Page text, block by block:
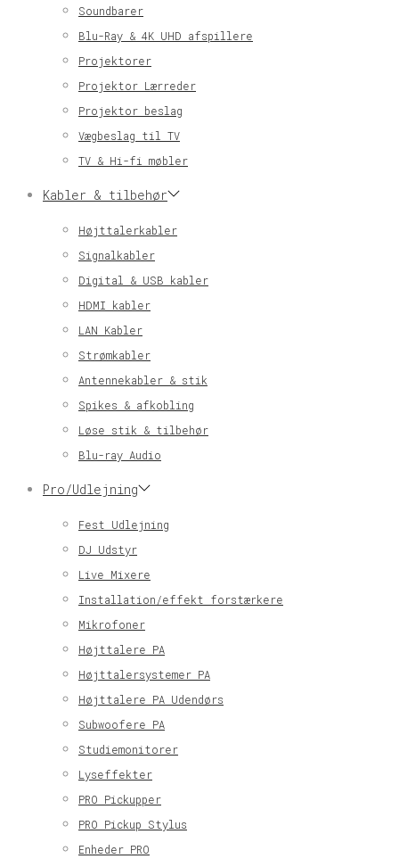
Soundbarer
Blu-Ray & 4K UHD afspillere
Projektorer
Projektor Lærreder
Projektor beslag
Vægbeslag til TV
TV & Hi-fi møbler
Kabler & tilbehør
Højttalerkabler
Signalkabler
Digital & USB kabler
HDMI kabler
LAN Kabler
Strømkabler
Antennekabler & stik
Spikes & afkobling
Løse stik & tilbehør
Blu-ray Audio
Pro/Udlejning
Fest Udlejning
DJ Udstyr
Live Mixere
Installation/effekt forstærkere
Mikrofoner
Højttalere PA
Højttalersystemer PA
Højttalere PA Udendørs
Subwoofere PA
Studiemonitorer
Lyseffekter
PRO Pickupper
PRO Pickup Stylus
Enheder PRO